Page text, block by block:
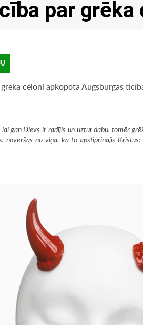
par grēka
grēka cēloni apkopota Augsburgas
lai gan Dievs ir radījis un uztur dabu, tomēr
novēršas no viņa, kā to apstiprinājis Kristus: